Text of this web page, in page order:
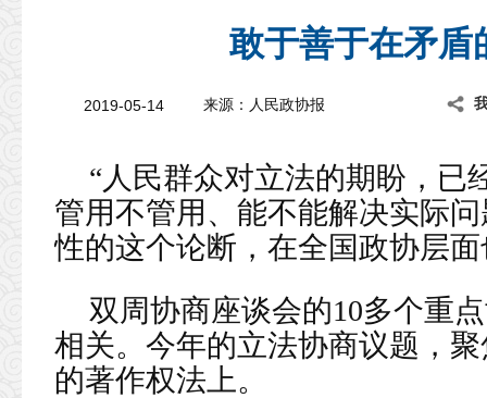
敢于善于在矛盾
2019-05-14 来源： 人民政协报
“人民群众对立法的期盼，已
管用不管用、能不能解决实际
性的这个论断，在全国政协层
双周协商座谈会的10多个重
相关。今年的立法协商议题，
的著作权法上。